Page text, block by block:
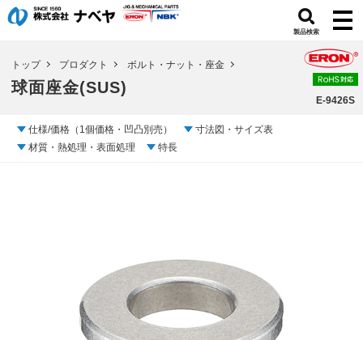
製品検索
トップ プロダクト ボルト・ナット・座金
球面座金(SUS)
E-9426S
仕様/価格（1個価格・凹凸別売）
寸法図・サイズ表
材質・熱処理・表面処理
特長